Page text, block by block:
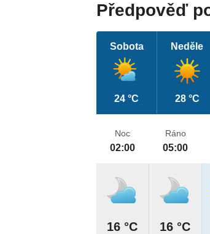
Předpověď
Sobota
24 °C
Neděle
28 °C
Noc
02:00
16 °C
Ráno
05:00
16 °C